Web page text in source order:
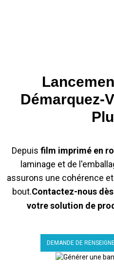
Démarquez-
Depuis film imprimé en
laminage et de
assurons une cohérence
bout.Contactez-nous
votre solution de
DEMANDE DE